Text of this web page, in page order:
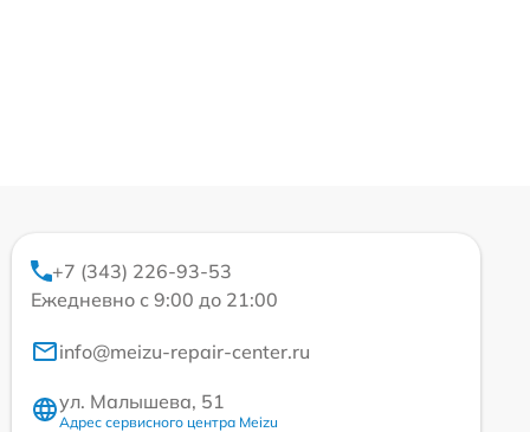
+7 (343) 226-93-53
Ежедневно с 9:00 до 21:00
info@meizu-repair-center.ru
ул. Малышева, 51
Адрес сервисного центра Meizu